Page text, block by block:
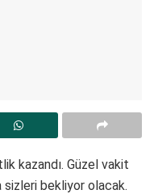
kazandı. Güzel vakit
bekliyor olacak.